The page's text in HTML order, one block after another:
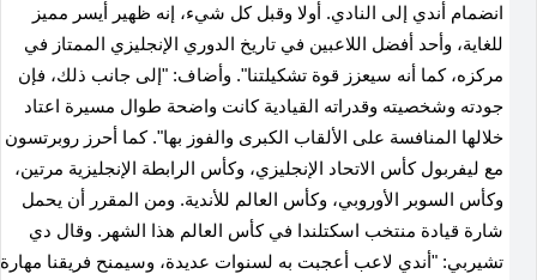
انضمام أندي إلى النادي. أولا وقبل كل شيء، إنه ظهير أيسر مميز
للغاية، وأحد أفضل اللاعبين في تاريخ الدوري الإنجليزي الممتاز في
مركزه، كما أنه سيعزز قوة تشكيلتنا". وأضاف: "إلى جانب ذلك، فإن
جودته وشخصيته وقدراته القيادية كانت واضحة طوال مسيرة اعتاد
خلالها المنافسة على الألقاب الكبرى والفوز بها". كما أحرز روبرتسون
مع ليفربول كأس الاتحاد الإنجليزي، وكأس الرابطة الإنجليزية مرتين،
وكأس السوبر الأوروبي، وكأس العالم للأندية. ومن المقرر أن يحمل
شارة قيادة منتخب اسكتلندا في كأس العالم هذا الشهر. وقال دي
تشيربي: "أندي لاعب أعجبت به لسنوات عديدة، وسيمنح فريقنا مهارة